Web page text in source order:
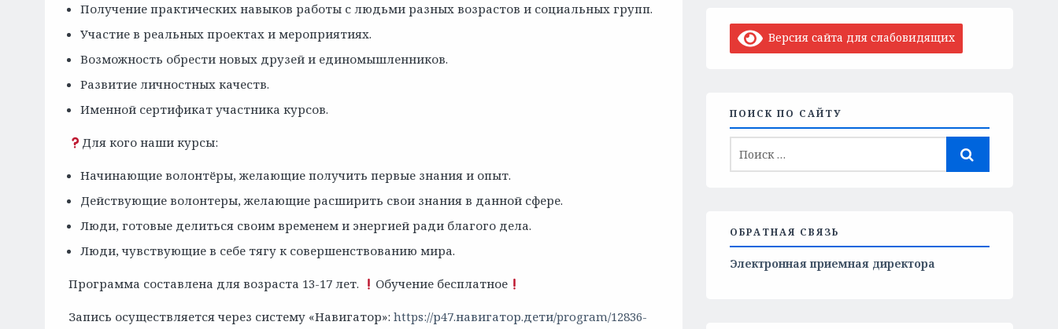
Получение практических навыков работы с людьми разных возрастов и социальных групп.
Участие в реальных проектах и мероприятиях.
Возможность обрести новых друзей и единомышленников.
Развитие личностных качеств.
Именной сертификат участника курсов.
Для кого наши курсы:
Начинающие волонтёры, желающие получить первые знания и опыт.
Действующие волонтеры, желающие расширить свои знания в данной сфере.
Люди, готовые делиться своим временем и энергией ради благого дела.
Люди, чувствующие в себе тягу к совершенствованию мира.
Программа составлена для возраста 13-17 лет. Обучение бесплатное
Запись осуществляется через систему «Навигатор»: https://р47.навигатор.дети/program/12836-
Версия сайта для слабовидящих
ПОИСК ПО САЙТУ
ОБРАТНАЯ СВЯЗЬ
Электронная приемная директора